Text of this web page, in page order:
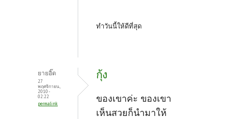
ทำวันนี้ให้ดีที่สุด
ยายอิ๊ด
27
พฤศจิกายน,
2010 -
02:22
permalink
กุ้ง
ของเขาค่ะ ของเขา
เห็นสวยก็นำมาให้